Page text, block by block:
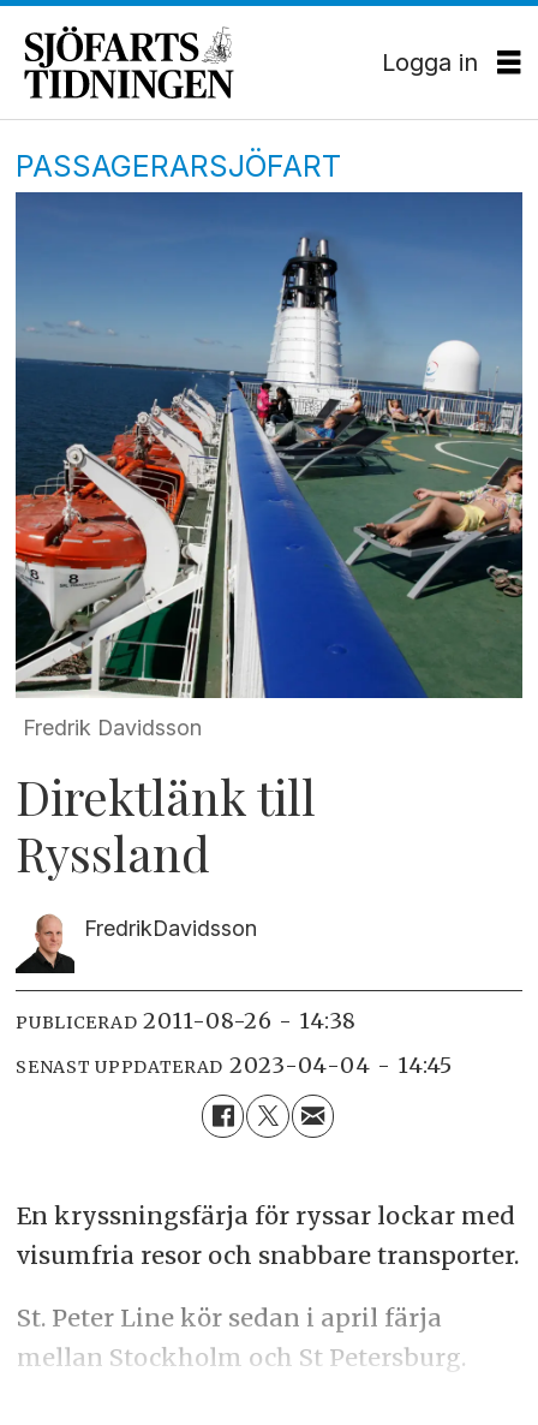
Logga in
PASSAGERARSJÖFART
Fredrik Davidsson
Direktlänk till
Ryssland
FredrikDavidsson
PUBLICERAD 2011-08-26 - 14:38
SENAST UPPDATERAD 2023-04-04 - 14:45
En kryssningsfärja för ryssar lockar med
visumfria resor och snabbare transporter.
St. Peter Line kör sedan i april färja
mellan Stockholm och St Petersburg.